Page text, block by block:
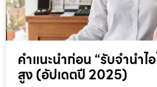
คำแนะนำก่อน “รับจำนำไ
สูง (อัปเดตปี 2025)